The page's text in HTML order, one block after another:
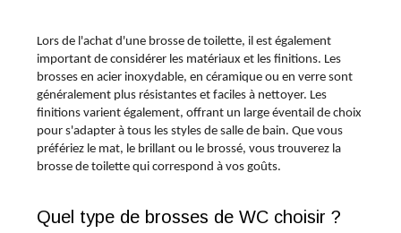
Lors de l'achat d'une brosse de toilette, il est également
important de considérer les matériaux et les finitions. Les
brosses en acier inoxydable, en céramique ou en verre sont
généralement plus résistantes et faciles à nettoyer. Les
finitions varient également, offrant un large éventail de choix
pour s'adapter à tous les styles de salle de bain. Que vous
préfériez le mat, le brillant ou le brossé, vous trouverez la
brosse de toilette qui correspond à vos goûts.
Quel type de brosses de WC choisir ?